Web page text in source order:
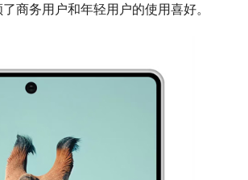
商务用户和年轻用户的使用喜好。